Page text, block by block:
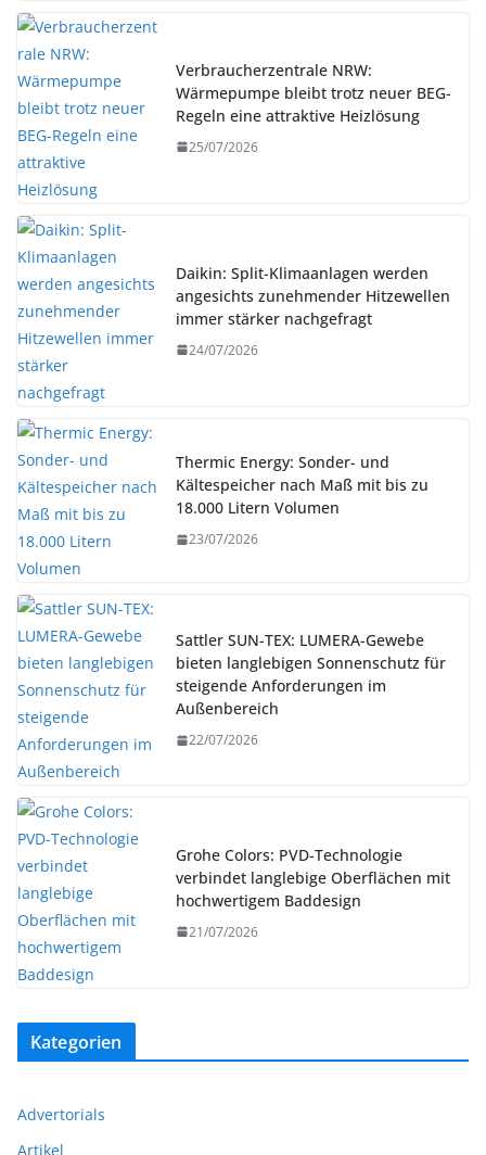
Verbraucherzentrale NRW:
Wärmepumpe bleibt trotz neuer BEG-
Regeln eine attraktive Heizlösung
25/07/2026
Daikin: Split-Klimaanlagen werden
angesichts zunehmender Hitzewellen
immer stärker nachgefragt
24/07/2026
Thermic Energy: Sonder- und
Kältespeicher nach Maß mit bis zu
18.000 Litern Volumen
23/07/2026
Sattler SUN-TEX: LUMERA-Gewebe
bieten langlebigen Sonnenschutz für
steigende Anforderungen im
Außenbereich
22/07/2026
Grohe Colors: PVD-Technologie
verbindet langlebige Oberflächen mit
hochwertigem Baddesign
21/07/2026
Kategorien
Advertorials
Artikel